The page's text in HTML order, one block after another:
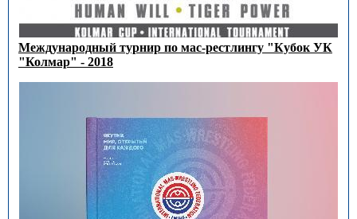
Международный турнир по мас-рестлингу "Кубок УК
"Колмар" - 2018